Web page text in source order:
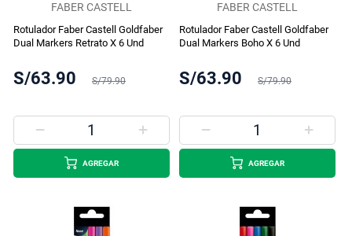
FABER CASTELL
Rotulador Faber Castell Goldfaber
Dual Markers Retrato X 6 Und
S/63.90 S/79.90
AGREGAR
FABER CASTELL
Rotulador Faber Castell Goldfaber
Dual Markers Boho X 6 Und
S/63.90 S/79.90
AGREGAR